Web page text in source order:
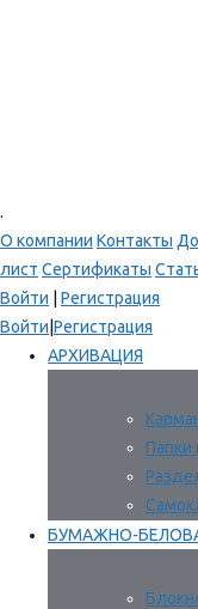
.
О компании Контакты
лист Сертификаты
Войти
Регистрация
Войти Регистрация
АРХИВАЦИЯ
Папки
БУМАЖНО-